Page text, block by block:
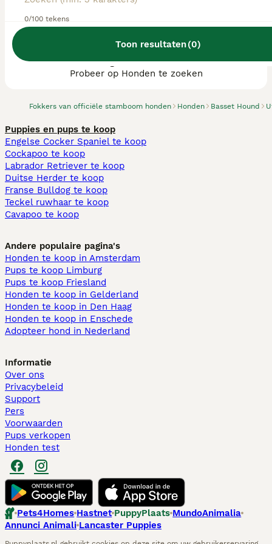
0/100 tekens
Toon resultaten(0)
Fokkers van officiële stamboom honden Honden Basset Hound
We hebben 0 Basset Hound fokkers, Leusden
gevonden.
Probeer op Honden te zoeken
Puppies en pups te koop
Engelse Cocker Spaniel te koop
Cockapoo te koop
Labrador Retriever te koop
Duitse Herder te koop
Franse Bulldog te koop
Teckel ruwhaar te koop
Cavapoo te koop
Andere populaire pagina's
Honden te koop in Amsterdam
Pups te koop Limburg​
Pups te koop Friesland​
Honden te koop in Gelderland
Honden te koop in Den Haag
Honden te koop in Enschede
Adopteer hond in Nederland
Informatie
Over ons
Privacybeleid
Support
Pers
Voorwaarden
Pups verkopen
Honden test
Pets4Homes Hastnet PuppyPlaats MundoAnimalia
Annunci Animali Lancaster Puppies